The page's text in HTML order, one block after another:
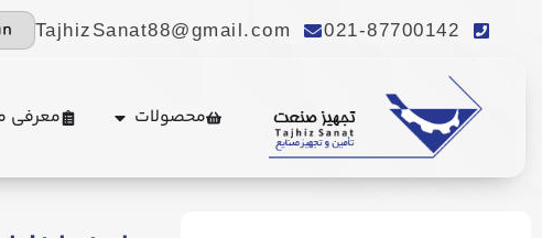
021-87700142
TajhizSanat88@gmail.com
محصولات معرفی